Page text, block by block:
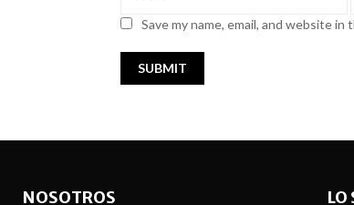
Save my name, email, and website
NOSOTROS LO